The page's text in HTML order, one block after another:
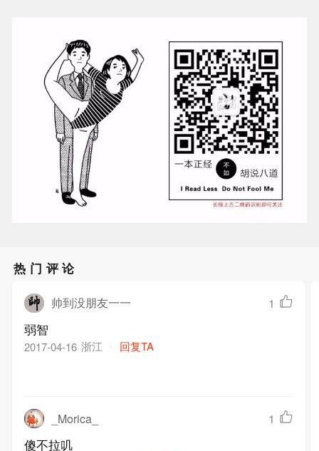
热门评论
帅到没朋友一一 1
弱智
2017-04-16 浙江 回复TA
_Morica_ 1
傻不拉叽